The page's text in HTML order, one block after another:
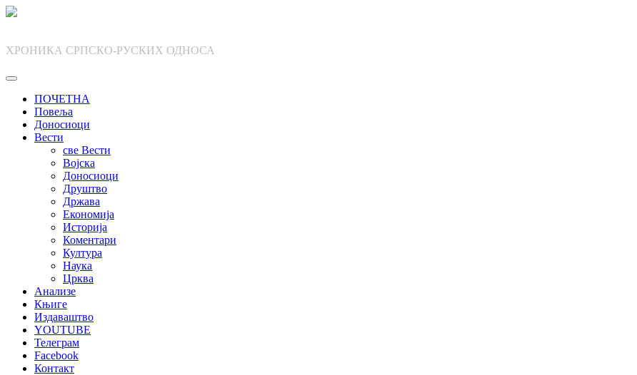
Skip
ХРОНИКА СРПСКО-РУСКИХ ОДНОСА
ПОЧЕТНА
Повеља
Доносиоци
Вести
све Вести
Војска
Доносиоци
Друштво
Држава
Економија
Историја
Коментари
Култура
Наука
Црква
Анализе
Књиге
Издаваштво
YOUTUBE
Телеграм
Facebook
Контакт